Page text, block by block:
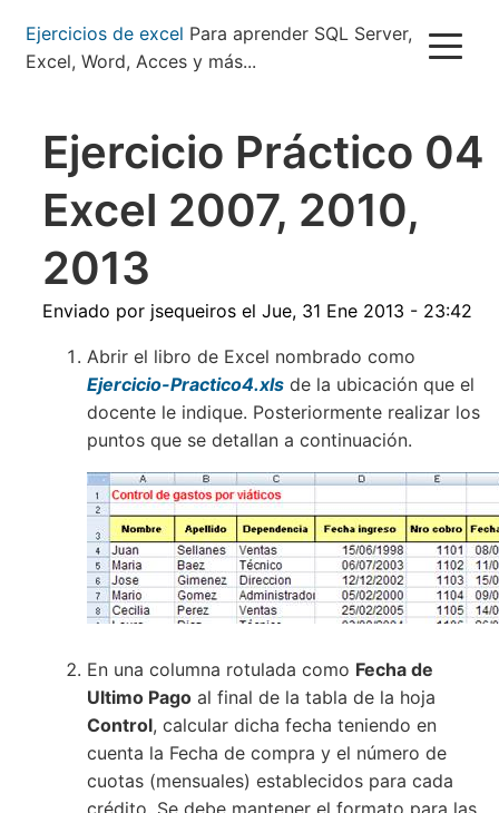
Pasar
contenido
Ejercicios de excel Para aprender SQL Server,
Excel, Word, Acces y más...
Ejercicio Práctico 04
Excel 2007, 2010,
2013
Enviado por jsequeiros el Jue, 31 Ene 2013 - 23:42
Abrir el libro de Excel nombrado como
Ejercicio-Practico4.xls de la ubicación que el
docente le indique. Posteriormente realizar los
puntos que se detallan a continuación.
En una columna rotulada como Fecha de
Ultimo Pago al final de la tabla de la hoja
Control, calcular dicha fecha teniendo en
cuenta la Fecha de compra y el número de
cuotas (mensuales) establecidos para cada
crédito. Se debe mantener el formato para las